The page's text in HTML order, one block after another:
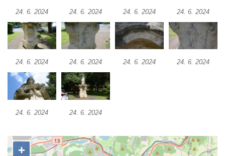
Sochy brouků u Mlýnské stoky v Českých
Budějovicích
Socha svatého Václava u pramene v
Semilech
Socha svatého Vincence Ferrerského na
kláštera dominikánů v Českých
24. 6. 2024 24. 6. 2024 24. 6. 2024 24. 6. 2024
24. 6. 2024 24. 6. 2024 24. 6. 2024 24. 6. 2024
24. 6. 2024 24. 6. 2024